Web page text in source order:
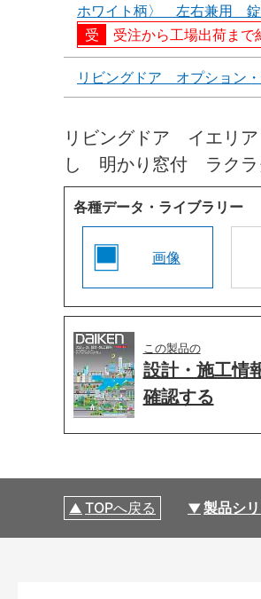
ホワイト柄〉 左右兼用
受注から工場出荷まで
リビングドア オプション
リビングドア イエリ
し 明かり窓付 ラクラ
各種データ・ライブラリー
画像
この製品の
設計・施工情
確認する
TOPへ戻る 製品シ